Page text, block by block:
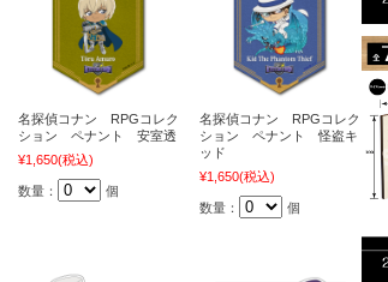
名探偵コナン RPGコレク
ション ペナント 安室透
¥1,650(税込)
数量： 個
名探偵コナン RPGコレク
ション ペナント 怪盗キ
ッド
¥1,650(税込)
数量： 個